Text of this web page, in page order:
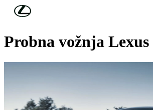
Skip to Main Content
LEXUS RX
Probna vožnja